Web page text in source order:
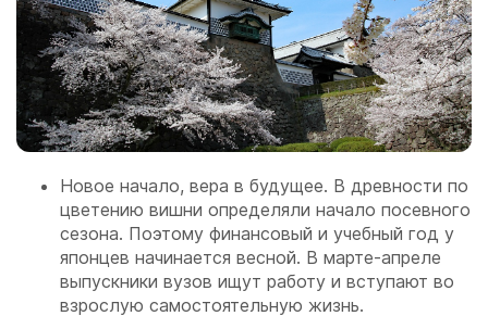
Новое начало, вера в будущее. В древности по
цветению вишни определяли начало посевного
сезона. Поэтому финансовый и учебный год у
японцев начинается весной. В марте-апреле
выпускники вузов ищут работу и вступают во
взрослую самостоятельную жизнь.